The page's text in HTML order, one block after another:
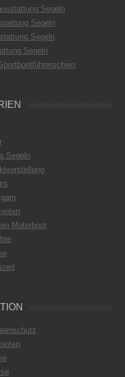
Segeln
Segeln
Segeln
Segeln
Segeln
Motorboot